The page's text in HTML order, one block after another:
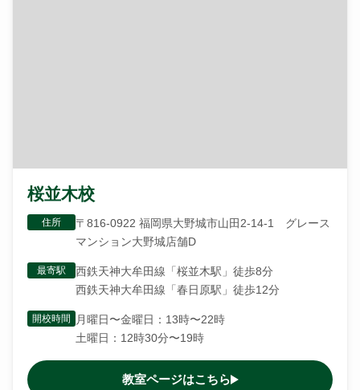
桜並木校
住所
〒816-0922 福岡県大野城市山田2-14-1 グレース
マンション大野城店舗D
最寄駅
西鉄天神大牟田線「桜並木駅」徒歩8分
西鉄天神大牟田線「春日原駅」徒歩12分
開校時間
月曜日〜金曜日：13時〜22時
土曜日：12時30分〜19時
教室ページはこちら